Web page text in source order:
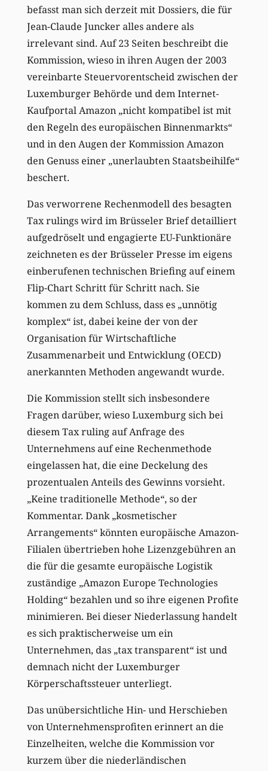
befasst man sich derzeit mit Dossiers, die für
Jean-Claude Juncker alles andere als
irrelevant sind. Auf 23 Seiten beschreibt die
Kommission, wieso in ihren Augen der 2003
vereinbarte Steuervorentscheid zwischen der
Luxemburger Behörde und dem Internet-
Kaufportal Amazon „nicht kompatibel ist mit
den Regeln des europäischen Binnenmarkts“
und in den Augen der Kommission Amazon
den Genuss einer „unerlaubten Staatsbeihilfe“
beschert.
Das verworrene Rechenmodell des besagten
Tax rulings wird im Brüsseler Brief detailliert
aufgedröselt und engagierte EU-Funktionäre
zeichneten es der Brüsseler Presse im eigens
einberufenen technischen Briefing auf einem
Flip-Chart Schritt für Schritt nach. Sie
kommen zu dem Schluss, dass es „unnötig
komplex“ ist, dabei keine der von der
Organisation für Wirtschaftliche
Zusammenarbeit und Entwicklung (OECD)
anerkannten Methoden angewandt wurde.
Die Kommission stellt sich insbesondere
Fragen darüber, wieso Luxemburg sich bei
diesem Tax ruling auf Anfrage des
Unternehmens auf eine Rechenmethode
eingelassen hat, die eine Deckelung des
prozentualen Anteils des Gewinns vorsieht.
„Keine traditionelle Methode“, so der
Kommentar. Dank „kosmetischer
Arrangements“ könnten europäische Amazon-
Filialen übertrieben hohe Lizenzgebühren an
die für die gesamte europäische Logistik
zuständige „Amazon Europe Technologies
Holding“ bezahlen und so ihre eigenen Profite
minimieren. Bei dieser Niederlassung handelt
es sich praktischerweise um ein
Unternehmen, das „tax transparent“ ist und
demnach nicht der Luxemburger
Körperschaftssteuer unterliegt.
Das unübersichtliche Hin- und Herschieben
von Unternehmensprofiten erinnert an die
Einzelheiten, welche die Kommission vor
kurzem über die niederländischen